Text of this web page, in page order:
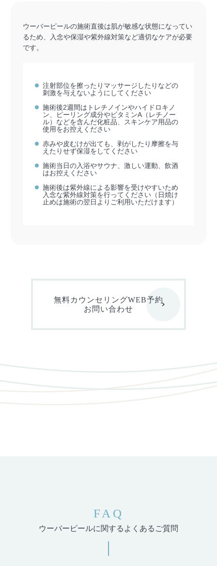
ウーバーピールの施術直後は肌が敏感な状態になってい
るため、入念や保湿や紫外線対策など適切なケアが必要
です。
注射部位を擦ったりマッサージしたりなどの
刺激を与えないようにしてください
施術後2週間はトレチノインやハイドロキノ
ン、ピーリング成分やビタミンA（レチノー
ル）などを含んだ化粧品、スキンケア用品の
使用をお控えください
赤みや皮むけが出ても、剥がしたり摩擦を与
えたりせず保湿をしてください
施術当日の入浴やサウナ、激しい運動、飲酒
はお控えください
施術後は紫外線による影響を受けやすいため
入念な紫外線対策を行ってください（日焼け
止めは施術の翌日よりご利用いただけます）
無料カウンセリングWEB予約
お問い合わせ
FAQ
ウーバーピールに関するよくあるご質問